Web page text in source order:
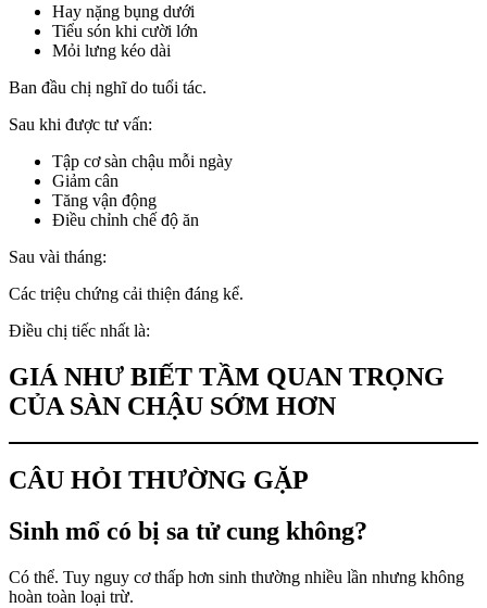
Hay nặng bụng dưới
Tiểu són khi cười lớn
Mỏi lưng kéo dài
Ban đầu chị nghĩ do tuổi tác.
Sau khi được tư vấn:
Tập cơ sàn chậu mỗi ngày
Giảm cân
Tăng vận động
Điều chỉnh chế độ ăn
Sau vài tháng:
Các triệu chứng cải thiện đáng kể.
Điều chị tiếc nhất là:
GIÁ NHƯ BIẾT TẦM QUAN TRỌNG
CỦA SÀN CHẬU SỚM HƠN
CÂU HỎI THƯỜNG GẶP
Sinh mổ có bị sa tử cung không?
Có thể. Tuy nguy cơ thấp hơn sinh thường nhiều lần nhưng không
hoàn toàn loại trừ.